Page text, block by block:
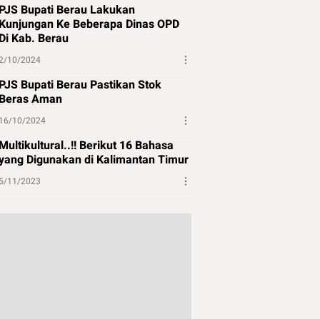
PJS Bupati Berau Lakukan
Kunjungan Ke Beberapa Dinas OPD
Di Kab. Berau
10/2024
PJS Bupati Berau Pastikan Stok
Beras Aman
16/10/2024
Multikultural..!! Berikut 16 Bahasa
Digunakan di Kalimantan Timur
5/11/2023